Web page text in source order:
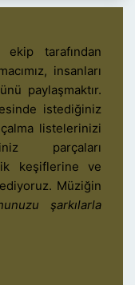
tarafından
insanları
paylaşmaktır.
istediğiniz
listelerinizi
parçaları
keşiflerine ve
Müziğin
şarkılarla